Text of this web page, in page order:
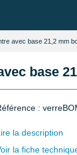
avec base 21,2 mm
base
:
la description
la fiche